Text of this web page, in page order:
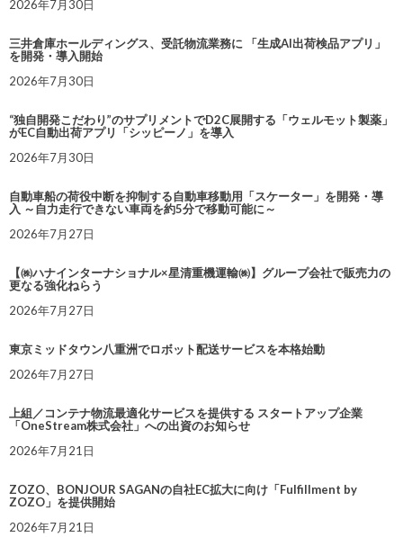
2026年7月30日
三井倉庫ホールディングス、受託物流業務に 「生成AI出荷検品アプリ」
を開発・導入開始
2026年7月30日
“独自開発こだわり”のサプリメントでD2C展開する「ウェルモット製薬」
がEC自動出荷アプリ「シッピーノ」を導入
2026年7月30日
自動車船の荷役中断を抑制する自動車移動用「スケーター」を開発・導
入 ～自力走行できない車両を約5分で移動可能に～
2026年7月27日
【㈱ハナインターナショナル×星清重機運輸㈱】グループ会社で販売力の
更なる強化ねらう
2026年7月27日
東京ミッドタウン八重洲でロボット配送サービスを本格始動
2026年7月27日
上組／コンテナ物流最適化サービスを提供する スタートアップ企業
「OneStream株式会社」への出資のお知らせ
2026年7月21日
ZOZO、BONJOUR SAGANの自社EC拡大に向け「Fulfillment by
ZOZO」を提供開始
2026年7月21日